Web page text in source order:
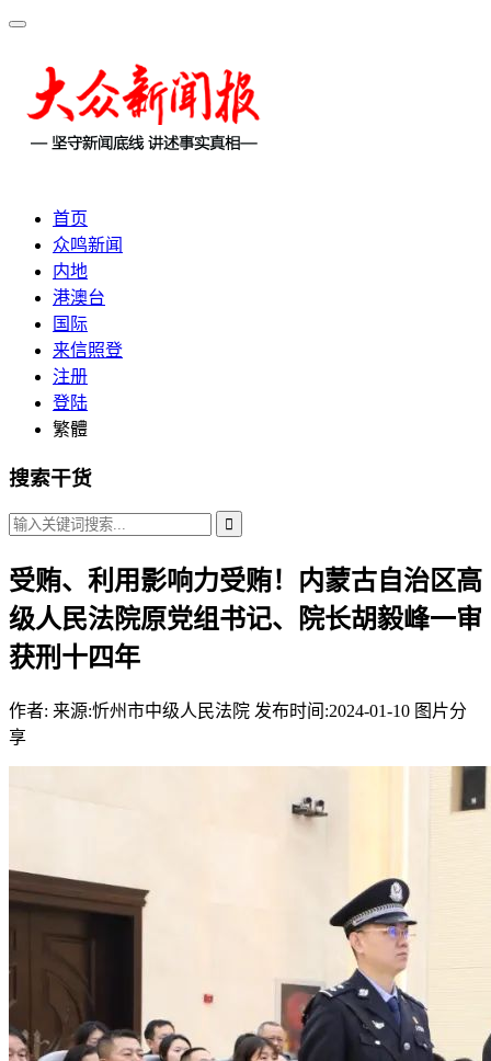
首页
众鸣新闻
内地
港澳台
国际
来信照登
注册
登陆
繁體
搜索干货
受贿、利用影响力受贿！内蒙古自治区高
级人民法院原党组书记、院长胡毅峰一审
获刑十四年
作者: 来源:忻州市中级人民法院 发布时间:2024-01-10 图片分
享